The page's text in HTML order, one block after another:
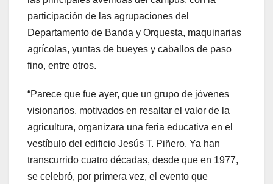
participación de las agrupaciones del
Departamento de Banda y Orquesta, maquinarias
agrícolas, yuntas de bueyes y caballos de paso
fino, entre otros.
“Parece que fue ayer, que un grupo de jóvenes
visionarios, motivados en resaltar el valor de la
agricultura, organizara una feria educativa en el
vestíbulo del edificio Jesús T. Piñero. Ya han
transcurrido cuatro décadas, desde que en 1977,
se celebró, por primera vez, el evento que